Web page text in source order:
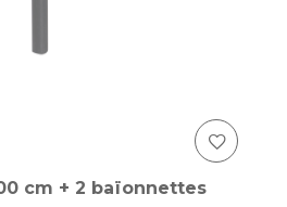
cm + 2 baïonnettes